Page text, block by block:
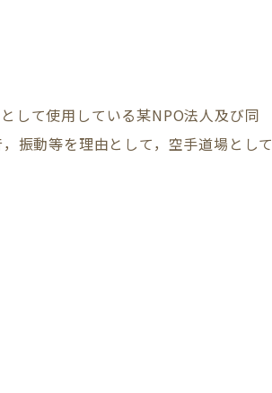
して使用している某NPO法人及び同
振動等を理由として，空手道場として